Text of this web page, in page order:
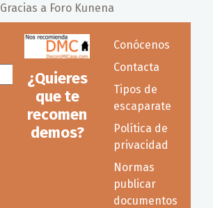
Gracias a Foro Kunena
¿Quieres
que te
recomen
demos?
Conócenos
Contacta
Tipos de
escaparate
Política de
privacidad
Normas
publicar
documentos